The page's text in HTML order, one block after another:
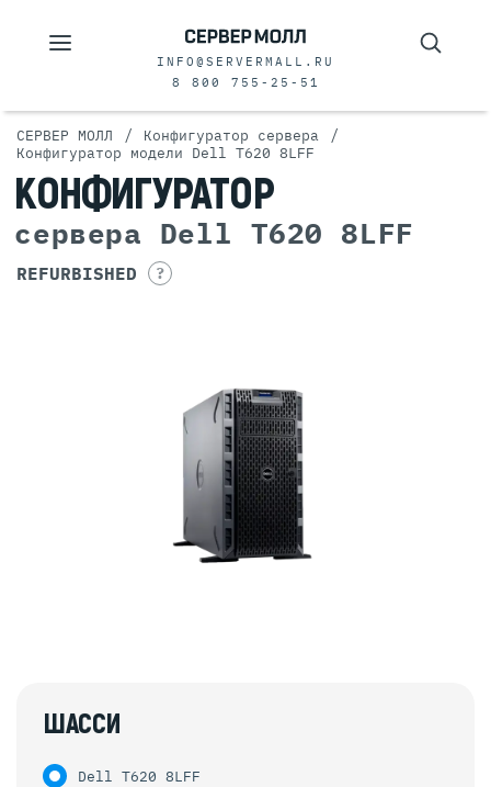
INFO@SERVERMALL.RU
8 800 755-25-51
СЕРВЕР МОЛЛ / Конфигуратор сервера /
Конфигуратор модели Dell T620 8LFF
КОНФИГУРАТОР
сервера Dell T620 8LFF
REFURBISHED ?
ШАССИ
Dell T620 8LFF